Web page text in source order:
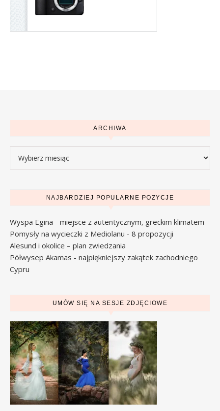
ARCHIWA
NAJBARDZIEJ POPULARNE POZYCJE
Wyspa Egina - miejsce z autentycznym, greckim klimatem
Pomysły na wycieczki z Mediolanu - 8 propozycji
Alesund i okolice – plan zwiedzania
Półwysep Akamas - najpiękniejszy zakątek zachodniego
Cypru
UMÓW SIĘ NA SESJE ZDJĘCIOWE